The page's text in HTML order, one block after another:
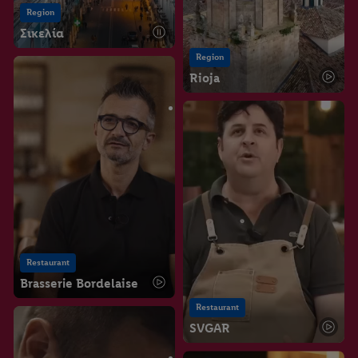
Region
Σικελία
Region
Rioja
Restaurant
Brasserie Bordelaise
Restaurant
SVGAR